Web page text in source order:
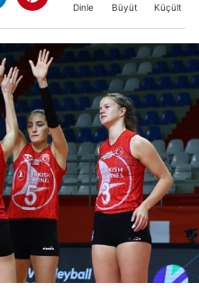
Dinle Büyüt Küçült